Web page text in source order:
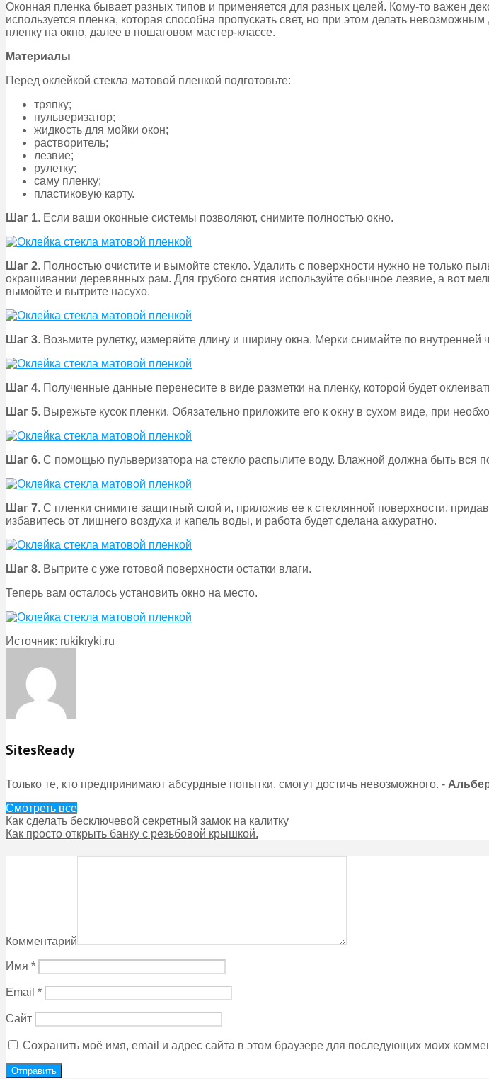
Оконная пленка бывает разных типов и применяется для разных целей. Кому-то важен
используется пленка, которая способна пропускать свет, но при этом делать
пленку на окно, далее в пошаговом мастер-классе.
Материалы
Перед оклейкой стекла матовой пленкой подготовьте:
тряпку;
пульверизатор;
жидкость для мойки окон;
растворитель;
лезвие;
рулетку;
саму пленку;
пластиковую карту.
Шаг 1. Если ваши оконные системы позволяют, снимите полностью окно.
Шаг 2. Полностью очистите и вымойте стекло. Удалить с поверхности нужно не только
окрашивании деревянных рам. Для грубого снятия используйте обычное лезвие, а вот
вымойте и вытрите насухо.
Шаг 3. Возьмите рулетку, измеряйте длину и ширину окна. Мерки снимайте по внутренней
Шаг 4. Полученные данные перенесите в виде разметки на пленку, которой будет
Шаг 5. Вырежьте кусок пленки. Обязательно приложите его к окну в сухом виде, при
Шаг 6. С помощью пульверизатора на стекло распылите воду. Влажной должна быть вся
Шаг 7. С пленки снимите защитный слой и, приложив ее к стеклянной поверхности,
избавитесь от лишнего воздуха и капель воды, и работа будет сделана аккуратно.
Шаг 8. Вытрите с уже готовой поверхности остатки влаги.
Теперь вам осталось установить окно на место.
Источник: rukikryki.ru
SitesReady
Только те, кто предпринимают абсурдные попытки, смогут достичь невозможного. -
Смотреть все
Как сделать бесключевой секретный замок на калитку
Как просто открыть банку с резьбовой крышкой.
Комментарий
Имя *
Email *
Сайт
Сохранить моё имя, email и адрес сайта в этом браузере для последующих моих